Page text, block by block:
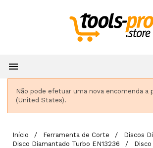

Não pode efetuar uma nova encomenda a
(United States).
Início Ferramenta de Corte
Discos
Disco Diamantado Turbo EN13236